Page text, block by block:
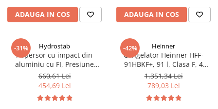
ADAUGA IN COS ADAUGA IN COS
-31% Hydrostab
Aspersor cu impact din
aluminiu cu FI, Presiune
(bar)1.5-5, Diametru de
aspersie (m)32-58
660,61 Lei
454,69 Lei
-42% Heinner
Congelator Heinner HFF-
91HBKF+, 91 l, Clasa F, 4
sertare, Control mecanic, H 85
cm, Negru
1.351,34 Lei
789,03 Lei